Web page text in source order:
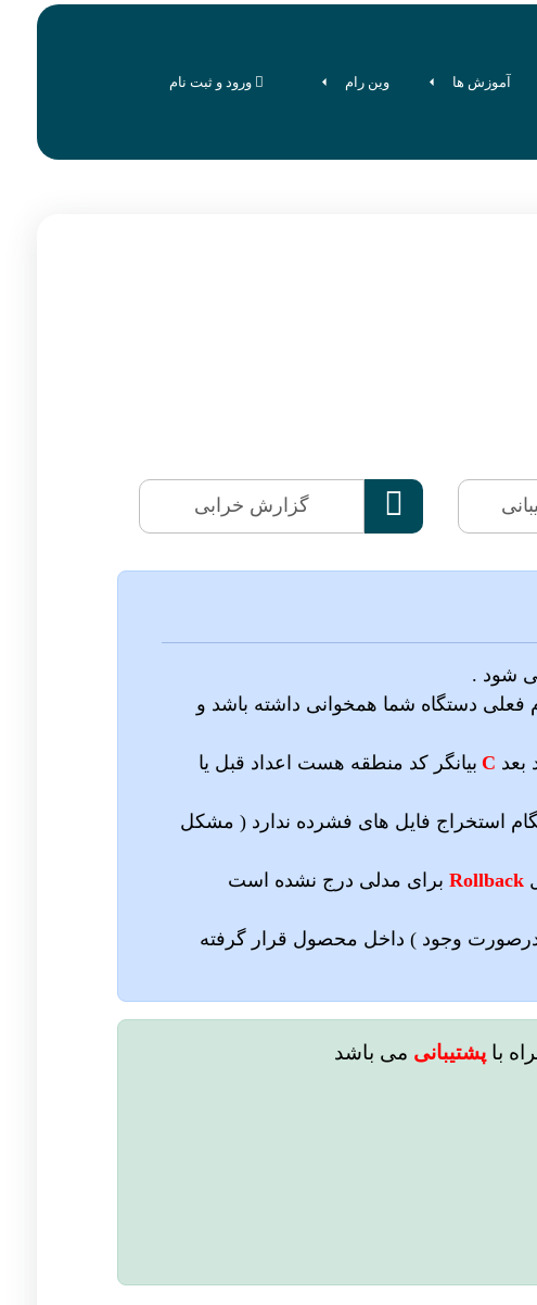
آموزش ها وین رام ورود و ثبت نام
 گزارش خرابی
شود .
فعلی دستگاه شما همخوانی داشته باشد و
C بیانگر کد منطقه هست اعداد قبل یا
استخراج فایل های فشرده ندارد ( مشکل
Rollbackبرای مدلی درج نشده است
وجود ) داخل محصول قرار گرفته
با پشتیبانی می باشد